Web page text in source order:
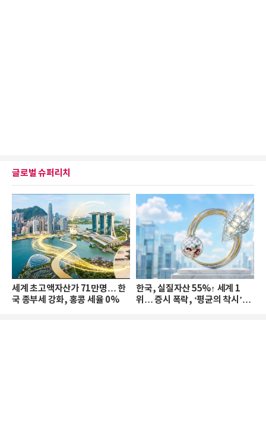
글로벌 슈퍼리치
세계 초고액자산가 71만명… 한
국 종부세 강화, 홍콩 세율 0%
한국, 실질자산 55%↑ 세계 1
위… 증시 폭락, ‘평균의 착시’와